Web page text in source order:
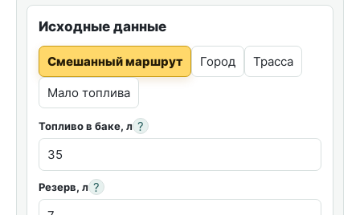
Исходные данные
Смешанный маршрут Город Трасса
Мало топлива
Топливо в баке, л ?
Резерв, л ?